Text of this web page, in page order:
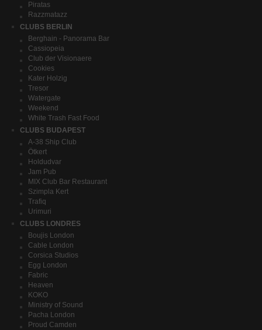
Piratas
Razzmatazz
CLUBS BERLIN
Berghain - Panorama Bar
Cassiopeia
Club der Visionaere
Cookies
Kater Holzig
Tresor
Watergate
Weekend
White Trash Fast Food
CLUBS BUDAPEST
A-38 Ship Club
Ötkert
Holdudvar
Jam Pub
MIX Club Bar Restaurant
Szimpla Kert
Trafiq
Urimuri
CLUBS LONDRES
Boujis London
Cable London
Corsica Studios
Egg London
Fabric
Heaven
KOKO
Ministry of Sound
Pacha London
Proud Camden